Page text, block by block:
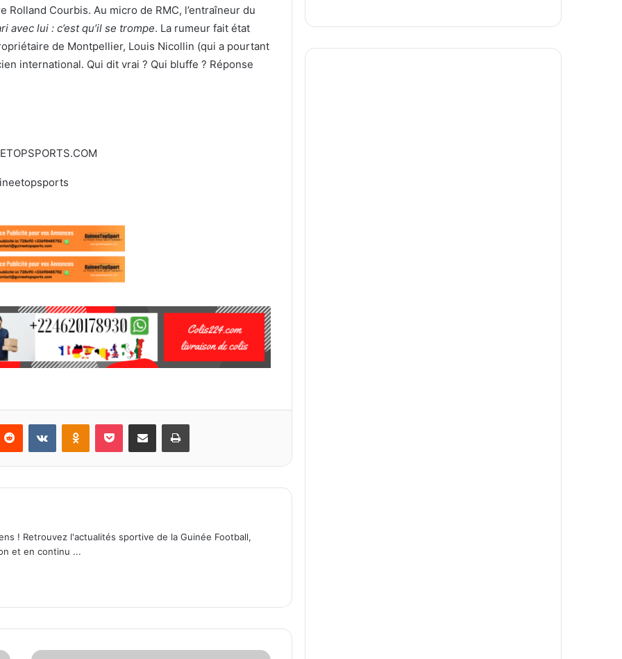
Courbis. Au micro de RMC, l’entraîneur du
avec lui : c’est qu’il se trompe. La rumeur fait état
de Montpellier, Louis Nicollin (qui a pourtant
international. Qui dit vrai ? Qui bluffe ? Réponse
! Retrouvez l'actualités sportive de la Guinée Football,
et en continu ...